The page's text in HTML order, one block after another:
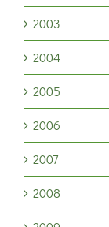
2003
2004
2005
2006
2007
2008